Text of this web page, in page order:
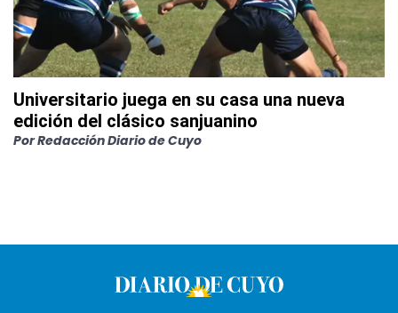
Universitario juega en su casa una nueva
edición del clásico sanjuanino
PorRedacción Diario de Cuyo